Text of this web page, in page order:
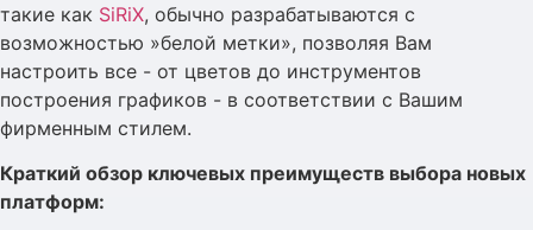
такие как SiRiX, обычно разрабатываются с
возможностью »белой метки», позволяя Вам
настроить все - от цветов до инструментов
построения графиков - в соответствии с Вашим
фирменным стилем.
Краткий обзор ключевых преимуществ выбора новых
платформ: